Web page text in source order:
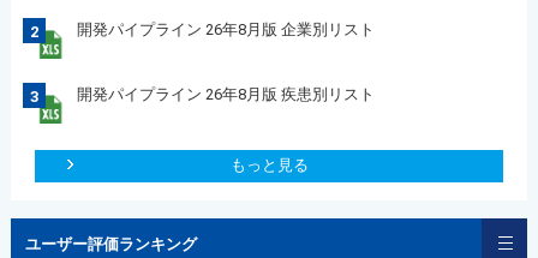
2 開発パイプライン 26年8月版 企業別リスト
3 開発パイプライン 26年8月版 疾患別リスト
もっと見る
ユーザー評価ランキング